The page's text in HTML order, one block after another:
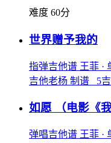
难度 60分
世界赠予我的
指弹吉他谱 王菲 ·
吉他老杨 制谱 5
如愿 （电影《
弹唱吉他谱 王菲 ·